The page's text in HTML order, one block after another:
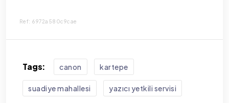
Ref: 6972a580c9cae
Tags: canon kartepe
suadiye mahallesi yazıcı yetkili servisi